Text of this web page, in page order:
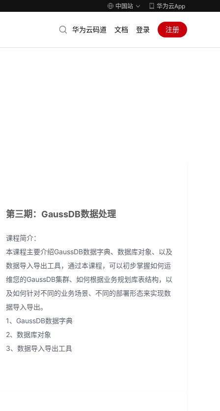
中国站 华为云App
华为云码道 文档 登录 注册
第三期：GaussDB数据处理
课程简介：
本课程主要介绍GaussDB数据字典、数据库对象、以及
数据导入导出工具，通过本课程，可以初步掌握如何运
维您的GaussDB集群、如何根据业务规划库表结构，以
及如何针对不同的业务场景、不同的部署形态来实现数
据导入导出。
1、GaussDB数据字典
2、数据库对象
3、数据导入导出工具